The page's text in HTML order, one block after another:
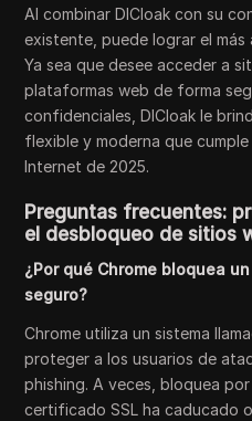
Al combinar DICloak con su
existente, puede lograr el
Ya sea que desee acceder a
plataformas web de forma
confidenciales, DICloak le
flexible y moderna que
Internet de 2025.
Preguntas frecuentes:
el desbloqueo de sitios
¿Por qué Chrome bloquea
seguro?
Chrome utiliza un sistema
proteger a los usuarios de
phishing. A veces, bloquea
certificado SSL ha caducado